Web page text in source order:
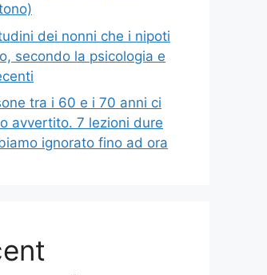
dei nonni che i nipoti
secondo la psicologia e
tra i 60 e i 70 anni ci
avvertito. 7 lezioni dure
ignorato fino ad ora